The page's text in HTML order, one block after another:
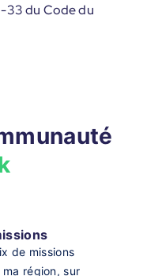
33 du Code du
de missions
ma région, sur